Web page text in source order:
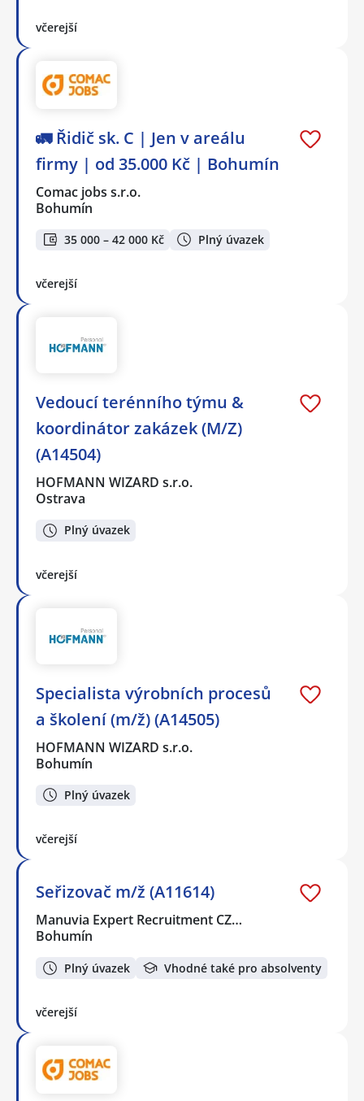
včerejší
🚛 Řidič sk. C | Jen v areálu
firmy | od 35.000 Kč | Bohumín
Comac jobs s.r.o.
Bohumín
35 000 – 42 000 Kč Plný úvazek
včerejší
Vedoucí terénního týmu &
koordinátor zakázek (M/Z)
(A14504)
HOFMANN WIZARD s.r.o.
Ostrava
Plný úvazek
včerejší
Specialista výrobních procesů
a školení (m/ž) (A14505)
HOFMANN WIZARD s.r.o.
Bohumín
Plný úvazek
včerejší
Seřizovač m/ž (A11614)
Manuvia Expert Recruitment CZ…
Bohumín
Plný úvazek Vhodné také pro absolventy
včerejší